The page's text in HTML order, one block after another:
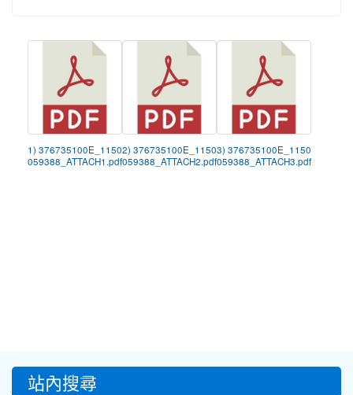
1) 376735100E_1150
059388_ATTACH1.pdf
2) 376735100E_1150
059388_ATTACH2.pdf
3) 376735100E_1150
059388_ATTACH3.pdf
::: 站內搜尋